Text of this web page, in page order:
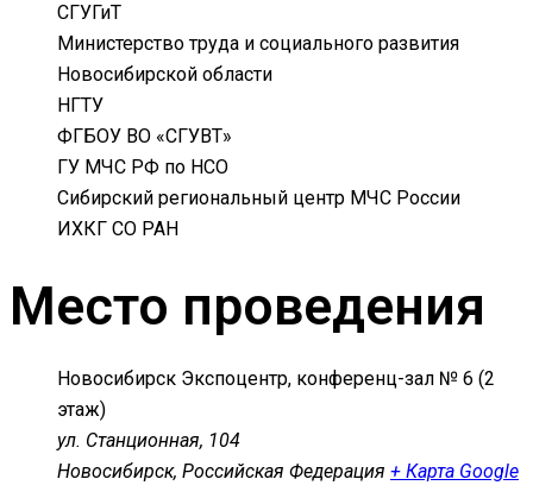
СГУГиТ
Министерство труда и социального развития
Новосибирской области
НГТУ
ФГБОУ ВО «СГУВТ»
ГУ МЧС РФ по НСО
Сибирский региональный центр МЧС России
ИХКГ СО РАН
Место проведения
Новосибирск Экспоцентр, конференц-зал № 6 (2
этаж)
ул. Станционная, 104
Новосибирск, Российская Федерация + Карта Google